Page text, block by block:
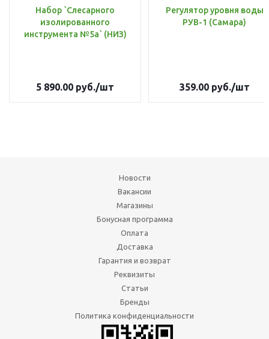
Набор `Слесарного
изолированного
инструмента №5а` (НИЗ)
5 890.00 руб./шт
Регулятор уровня воды
РУВ-1 (Самара)
359.00руб./шт
Новости
Вакансии
Магазины
Бонусная программа
Оплата
Доставка
Гарантия и возврат
Реквизиты
Статьи
Бренды
Политика конфиденциальности